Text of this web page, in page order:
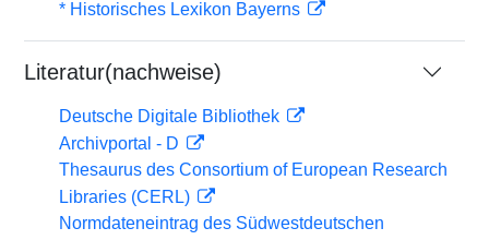
* Historisches Lexikon Bayerns
Literatur(nachweise)
Deutsche Digitale Bibliothek
Archivportal - D
Thesaurus des Consortium of European Research
Libraries (CERL)
Normdateneintrag des Südwestdeutschen